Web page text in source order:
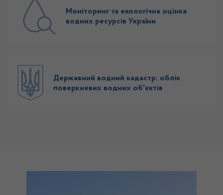
Моніторинг та екологічна оцінка
водних ресурсів України
Державний водний кадастр: облік
поверхневих водних об'єктів